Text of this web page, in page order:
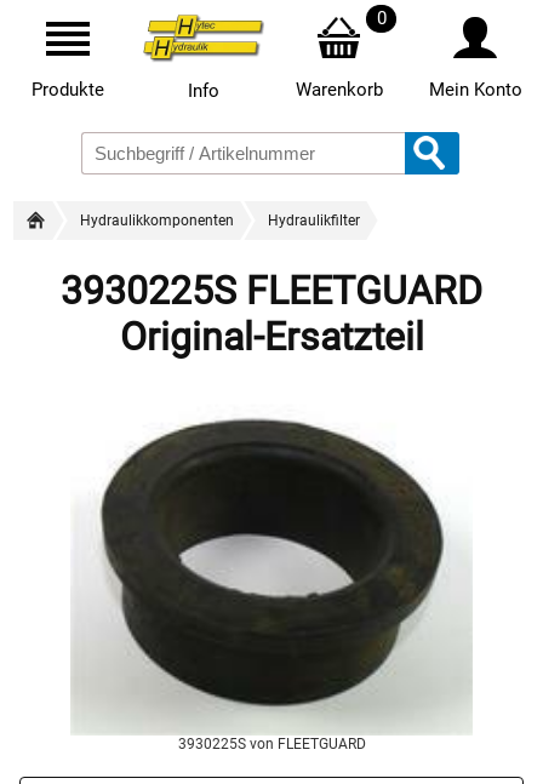
Produkte Info
0
Warenkorb Mein Konto
Hydraulikkomponenten Hydraulikfilter
3930225S FLEETGUARD
Original-Ersatzteil
3930225S von FLEETGUARD